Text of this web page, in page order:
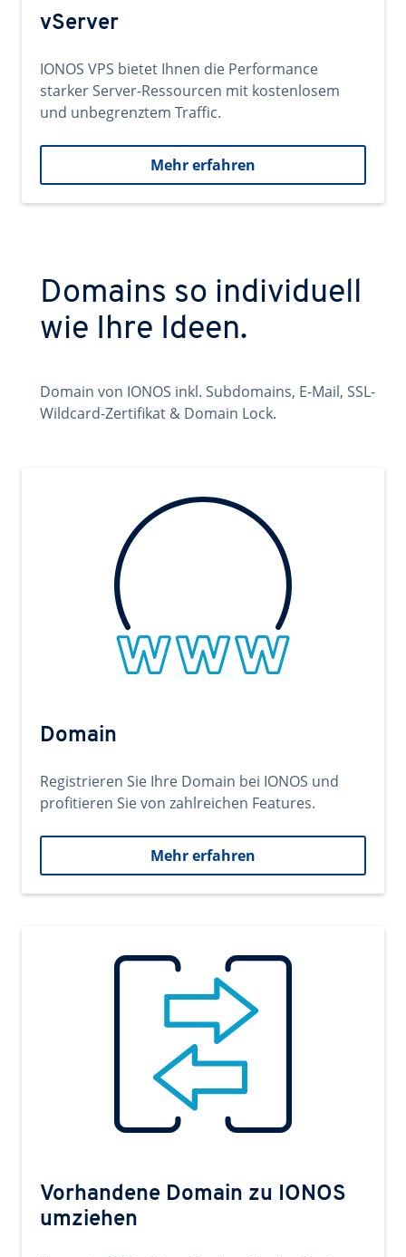
vServer
IONOS VPS bietet Ihnen die Performance
starker Server-Ressourcen mit kostenlosem
und unbegrenztem Traffic.
Mehr erfahren
Domains so individuell
wie Ihre Ideen.
Domain von IONOS inkl. Subdomains, E-Mail, SSL-
Wildcard-Zertifikat & Domain Lock.
Domain
Registrieren Sie Ihre Domain bei IONOS und
profitieren Sie von zahlreichen Features.
Mehr erfahren
Vorhandene Domain zu IONOS
umziehen